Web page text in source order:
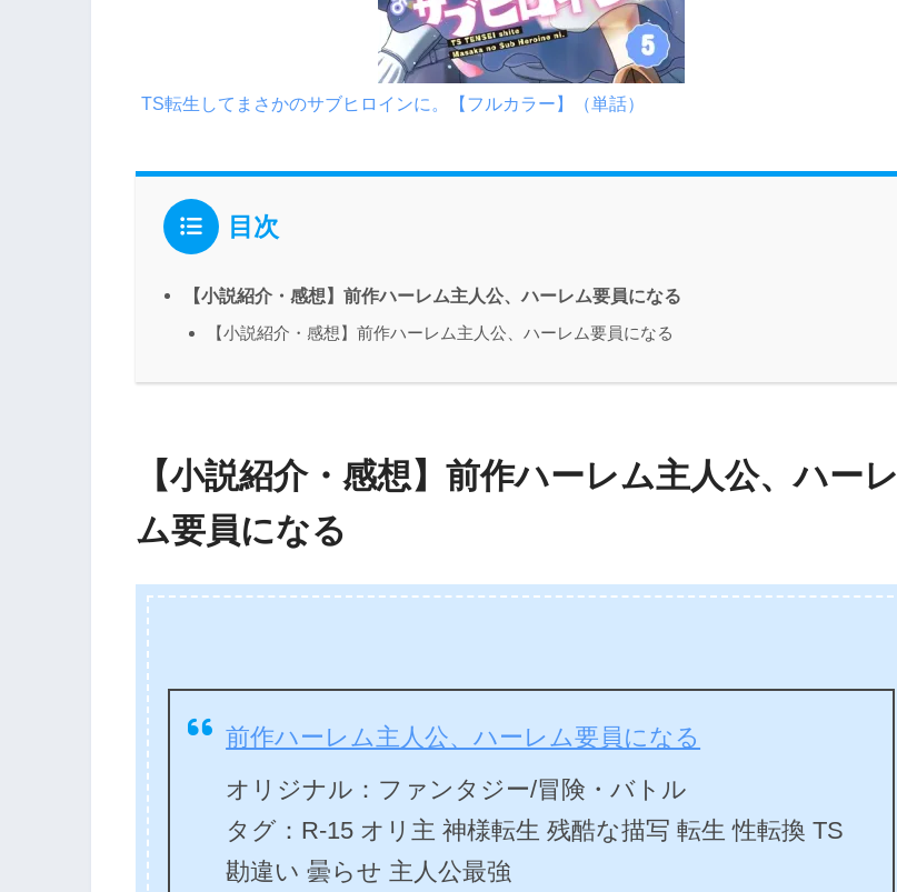
TS転生してまさかのサブヒロインに。【フルカラー】（単話）
目次
【小説紹介・感想】前作ハーレム主人公、ハーレム要員になる
【小説紹介・感想】前作ハーレム主人公、ハーレム要員になる
【小説紹介・感想】前作ハーレム主人公、ハーレ
ム要員になる
前作ハーレム主人公、ハーレム要員になる
オリジナル：ファンタジー/冒険・バトル
タグ：R-15 オリ主 神様転生 残酷な描写 転生 性転換 TS
勘違い 曇らせ 主人公最強